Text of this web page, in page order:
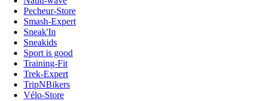
Pecheur-Store
Smash-Expert
Sneak'In
Sneakids
Sport is good
Training-Fit
Trek-Expert
TripNBikers
Vélo-Store